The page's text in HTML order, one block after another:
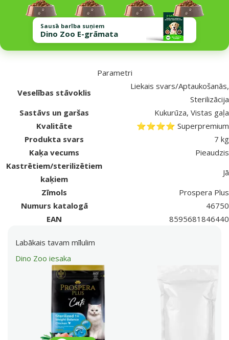
Sausā barība suņiem
Dino Zoo E-grāmata
Parametri
Veselības stāvoklis
Liekais svars/Aptaukošanās,
Sterilizācija
Sastāvs un garšas
Kukurūza, Vistas gaļa
Kvalitāte
⭐⭐⭐⭐ Superpremium
Produkta svars
7 kg
Kaķa vecums
Pieaudzis
Kastrētiem/sterilizētiem
kaķiem
Jā
Zīmols
Prospera Plus
Numurs katalogā
46750
EAN
8595681846440
Labākais tavam mīlulim
Dino Zoo iesaka